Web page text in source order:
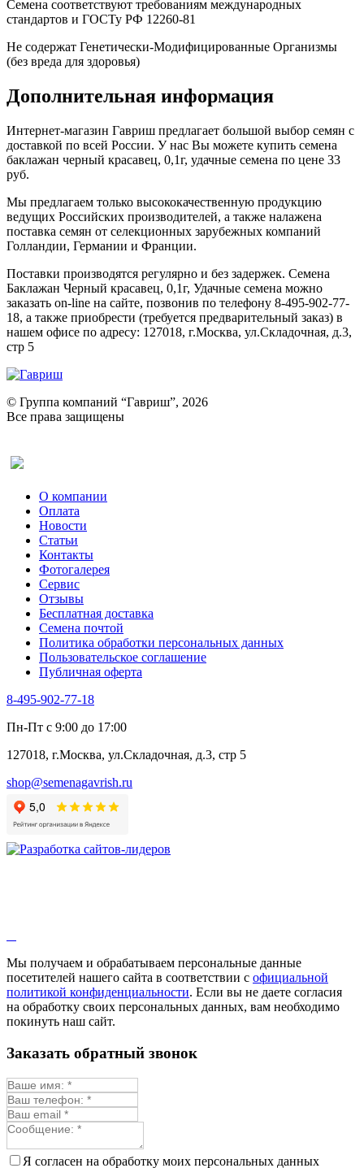
Семена соответствуют требованиям международных
стандартов и ГОСТу РФ 12260-81
Не содержат Генетически-Модифицированные Организмы
(без вреда для здоровья)
Дополнительная информация
Интернет-магазин Гавриш предлагает большой выбор семян с
доставкой по всей России. У нас Вы можете купить семена
баклажан черный красавец, 0,1г, удачные семена по цене 33
руб.
Мы предлагаем только высококачественную продукцию
ведущих Российских производителей, а также налажена
поставка семян от селекционных зарубежных компаний
Голландии, Германии и Франции.
Поставки производятся регулярно и без задержек. Семена
Баклажан Черный красавец, 0,1г, Удачные семена можно
заказать on-line на сайте, позвонив по телефону 8-495-902-77-
18, а также приобрести (требуется предварительный заказ) в
нашем офисе по адресу: 127018, г.Москва, ул.Складочная, д.3,
стр 5
© Группа компаний “Гавриш”, 2026
Все права защищены
О компании
Оплата
Новости
Статьи
Контакты
Фотогалерея​
Сервис
Отзывы
Бесплатная доставка
Семена почтой
Политика обработки персональных данных
Пользовательское соглашение
Публичная оферта
8-495-902-77-18
Пн-Пт с 9:00 до 17:00
127018, г.Москва, ул.Складочная, д.3, стр 5
shop@semenagavrish.ru
Мы получаем и обрабатываем персональные данные
посетителей нашего сайта в соответствии с официальной
политикой конфиденциальности. Если вы не даете согласия
на обработку своих персональных данных, вам необходимо
покинуть наш сайт.
Заказать обратный звонок
Я согласен на обработку моих персональных данных